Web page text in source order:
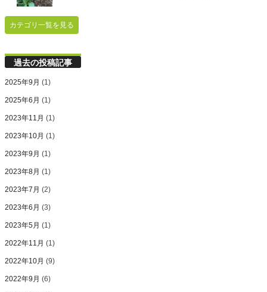
カテゴリ一覧を見る
過去の投稿記事
2025年9月 (1)
2025年6月 (1)
2023年11月 (1)
2023年10月 (1)
2023年9月 (1)
2023年8月 (1)
2023年7月 (2)
2023年6月 (3)
2023年5月 (1)
2022年11月 (1)
2022年10月 (9)
2022年9月 (6)